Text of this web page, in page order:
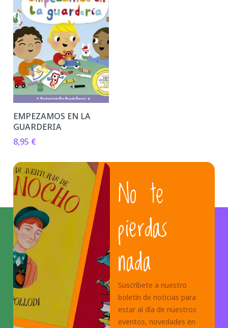
EMPEZAMOS EN LA
GUARDERIA
8,95 €
No te
pierdas
nada
Suscríbete a nuestro
boletín de noticias para
estar al día de nuestros
eventos, novedades en